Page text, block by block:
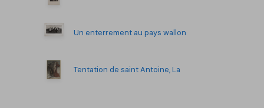
Un enterrement au pays wallon
Tentation de saint Antoine, La